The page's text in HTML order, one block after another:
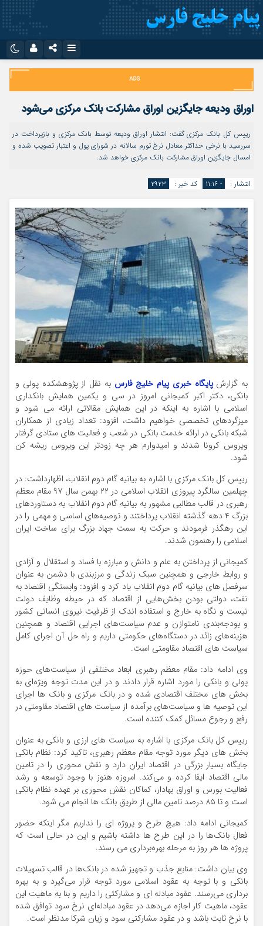
اینستاگرام
تلگرام
سروش
ایتا
آپارات
نام کاربری یا نشانی ایمیل
رمز عبور
مرا به خاطر بسپار
اوراق ودیعه جایگزین اوراق مشارکت بانک مرکزی می‌شود
رییس کل بانک مرکزی گفت: انتشار اوراق ودیعه توسط بانک مرکزی و بازپرداخت در
سررسید با نرخی حداکثر معادل نرخ تورم سالانه در شورای پول و اعتبار تصویب شده و
امسال جایگزین اوراق مشارکت بانک مرکزی خواهد شد.
انتشار : - ۱۱:۱۶ کد خبر : ۲۹۲۳
به گزارشپایگاه خبری پیام خلیج فارس به نقل از پژوهشکده پولی و
بانکی، دکتر اکبر کمیجانی امروز در سی و یکمین همایش بانکداری
اسلامی با اشاره به اینکه در این همایش مقالاتی ارائه می شود و
میزگردهای تخصصی خواهیم داشت، افزود:‌ تعداد زیادی از همکاران
شبکه بانکی در ارائه خدمت بانکی در شعب و فعالیت های ستادی گرفتار
ویروس کرونا شدند و امیدوارم هر چه زودتر این ویروس ریشه کن
شود.
رییس کل بانک مرکزی با اشاره به بیانیه گام دوم انقلاب، اظهارداشت: در
چهلمین سالگرد پیروزی انقلاب اسلامی در ۲۲ بهمن سال ۹۷ مقام معظم
رهبری در قالب مطالبی مشهور به بیانیه گام دوم انقلاب به دستاوردهای
بزرگ ۴ دهه گذشته انقلاب پرداختند و توصیه‌های اساسی و مهمی را در
این رهگذر فرمودند و حرکت به سمت جهاد بزرگ برای ساخت ایران
اسلامی را رهنمون شدند.
کمیجانی از پرداختن به علم و دانش و مبارزه با فساد و استقلال و آزادی
و روابط خارجی و همچنین سبک زندگی و مرزبندی با دشمن به عنوان
سرفصل های بیانیه گام دوم انقلاب یاد کرد و افزود: وابستگی اقتصاد به
نفت، دولتی بودن بخش‌هایی از اقتصاد که در حیطه وظایف دولت
نیست و نگاه به خارج و استفاده اندک از ظرفیت نیروی انسانی کشور
و بودجه‌بندی نامتوازن و عدم سیاست‌های اجرایی اقتصاد و همچنین
هزینه‌های زائد در دستگاه‌های حکومتی داریم و راه حل آن اجرای کامل
سیاست های اقتصاد مقاومتی است.
وی ادامه داد: مقام معظم رهبری ابعاد مختلفی از سیاست‌های حوزه
پولی و بانکی را مورد اشاره قرار دادند و در این مدت توجه ویژه‌ای به
بخش های مختلف اقتصادی شده و در بانک مرکزی و بانک ها اجرای
این توصیه ها و سیاست‌های برآمده از سیاست های اقتصاد مقاومتی در
رفع و رجوع مسائل کمک کننده است.
رییس کل بانک مرکزی با اشاره به سیاست های ارزی و بانکی به عنوان
بخش های دیگر مورد توجه مقام معظم رهبری،‌ تاکید کرد: نظام بانکی
جایگاه بسیار بزرگی در اقتصاد ایران دارد و نقش محوری را در تامین
مالی اقتصاد ایفا کرده و می‌کند. امروزه هنوز با وجود توسعه و رشد
فعالیت بورس و اوراق بهادار، کماکان نقش محوری بر عهده نظام بانکی
است و تا ۸۵ درصد تامین مالی از طریق بانک ها انجام می شود.
کمیجانی ادامه داد: ‌هیچ طرح و پروژه ای را نداریم مگر اینکه حضور
فعال بانک‌ها را در این طرح ها داشته باشیم و این در حالی است که
پروژه ها هر روز به مرحله بهره‌برداری می رسند.
وی بیان داشت: منابع جذب و تجهیز شده در بانک‌ها در قالب تسهیلات
بانکی و با توجه به عقود اسلامی مورد توجه قرار می‌گیرد و به بهره
برداری می‌رسند. عقود مبادله ای و مشارکتی را داریم و بنا به ماهیت این
عقود،‌ ماهیت کار اجازه می‌دهد در عقود مبادله‌ای نرخ سود توافق شده
با نرخ ثابت باشد و در عقود مشارکتی سود و زیان شرکا مدنظر است.